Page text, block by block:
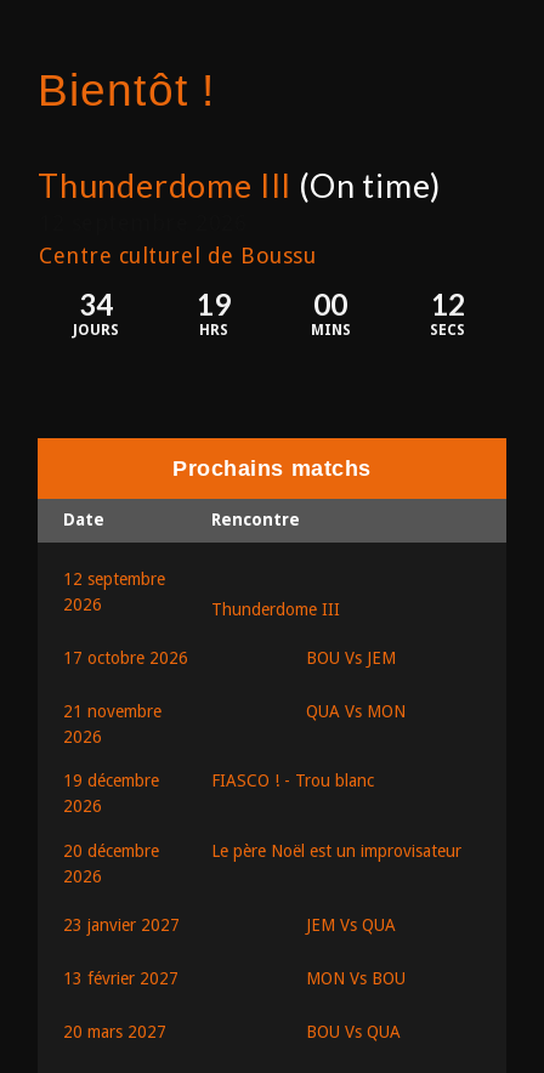
Bientôt !
Thunderdome III (On time)
Centre culturel de Boussu
34
JOURS
19
HRS
00
MINS
12
SECS
Prochains matchs
Date Rencontre
12 septembre
2026
Thunderdome III
17 octobre 2026 BOU Vs JEM
21 novembre
2026
QUA Vs MON
19 décembre
2026
FIASCO ! - Trou blanc
20 décembre
2026
Le père Noël est un improvisateur
23 janvier 2027 JEM Vs QUA
13 février 2027 MON Vs BOU
20 mars 2027 BOU Vs QUA